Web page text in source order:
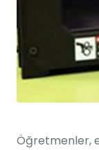
Öğretmenler,